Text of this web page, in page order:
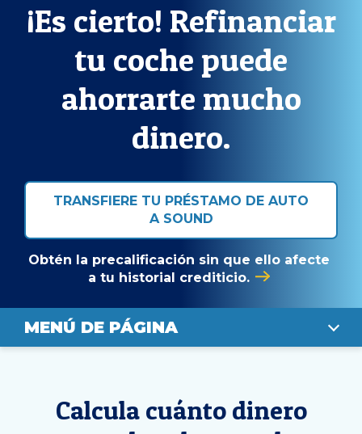
¡Es cierto! Refinanciar
tu coche puede
ahorrarte mucho
dinero.
TRANSFIERE TU PRÉSTAMO DE AUTO
A SOUND
Obtén la precalificación sin que ello afecte
a tu historial crediticio.
MENÚ DE PÁGINA
TASAS DE INTERES
Calcula cuánto dinero